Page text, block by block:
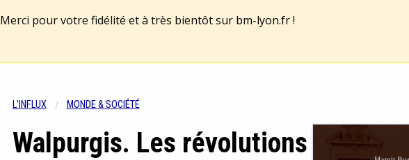
Merci pour votre fidélité et à très bientôt sur bm-lyon.fr!
L'INFLUX MONDE & SOCIÉTÉ
Walpurgis. Les révolutions